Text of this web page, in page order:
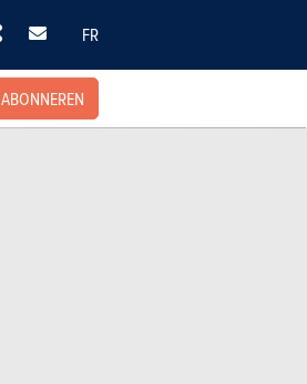
FR
ABONNEREN